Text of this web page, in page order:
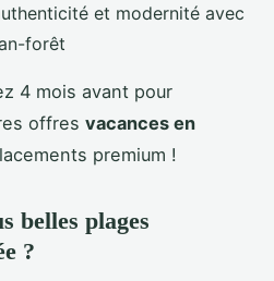
et modernité avec
forêt
4 mois avant pour
offres vacances en
premium !
belles plages
?